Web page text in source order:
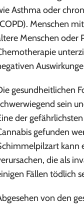
Asthma oder
Menschen
Menschen oder
gesundheitlichen
sein
der
gefunden
kann
die als
Fällen tödlich
von den